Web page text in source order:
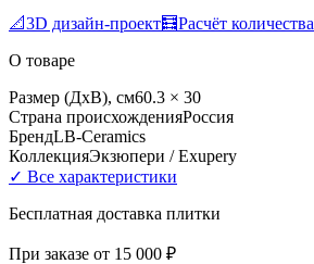
📐3D дизайн-проект🧮Расчёт количества
О товаре
Размер (ДхВ), см60.3 × 30
Страна происхожденияРоссия
БрендLB-Ceramics
КоллекцияЭкзюпери / Exupery
✓ Все характеристики
Бесплатная доставка плитки
При заказе от 15 000 ₽